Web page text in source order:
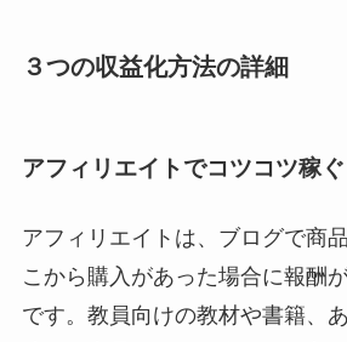
３つの収益化方法の詳細
アフィリエイトでコツコツ稼ぐ
アフィリエイトは、ブログで商
こから購入があった場合に報酬
です。教員向けの教材や書籍、